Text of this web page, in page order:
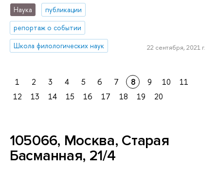
Наука
публикации
репортаж о событии
Школа филологических наук
22 сентября, 2021 г.
1 2 3 4 5 6 7 8 9 10
11
12
13 14 15 16 17 18 19 20
105066, Москва, Старая
Басманная, 21/4